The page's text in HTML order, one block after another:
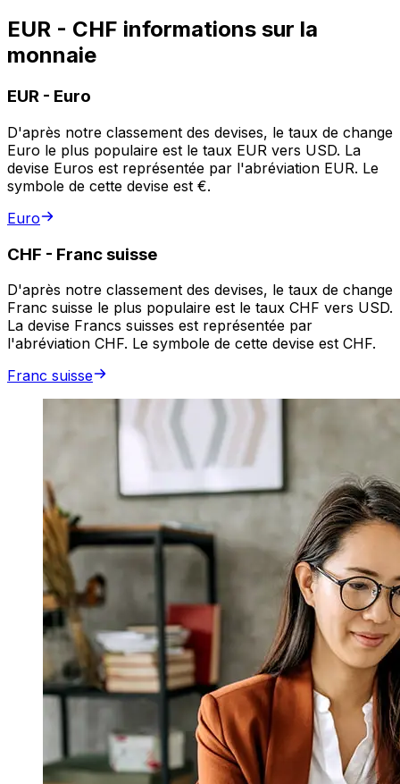
EUR - CHF informations sur la
monnaie
EUR - Euro
D'après notre classement des devises, le taux de change
Euro le plus populaire est le taux EUR vers USD. La
devise Euros est représentée par l'abréviation EUR. Le
symbole de cette devise est €.
Euro
CHF - Franc suisse
D'après notre classement des devises, le taux de change
Franc suisse le plus populaire est le taux CHF vers USD.
La devise Francs suisses est représentée par
l'abréviation CHF. Le symbole de cette devise est CHF.
Franc suisse